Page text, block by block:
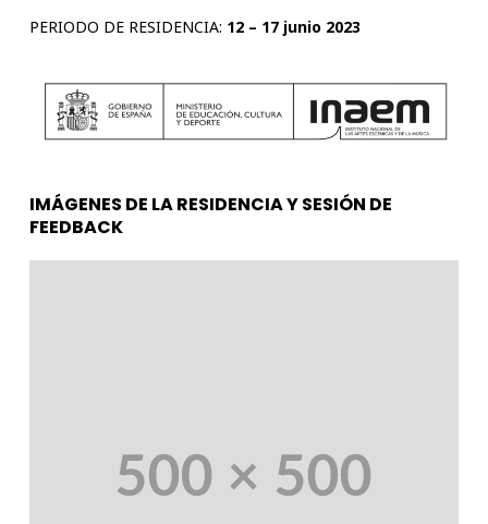
PERIODO DE RESIDENCIA: 12 – 17 junio2023
IMÁGENES DE LA RESIDENCIA Y SESIÓN DE
FEEDBACK